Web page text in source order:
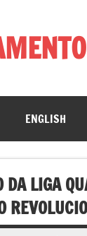
ENGLISH
DA LIGA